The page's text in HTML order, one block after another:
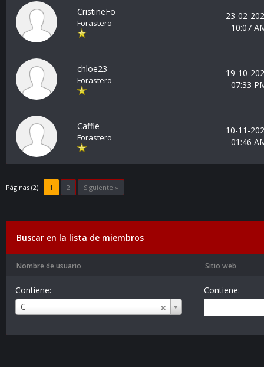
CristineFo
Forastero
23-02-
10:07
chloe23
Forastero
19-10-
07:33
Caffie
Forastero
10-11-
01:46
Páginas (2): 1 2 Siguiente »
Buscar en la lista de miembros
Nombre de usuario Sitio web
Contiene:
C
Nombre
de
Contiene: